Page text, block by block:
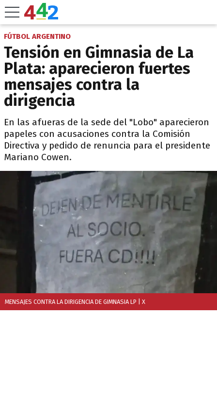
FÚTBOL ARGENTINO
Tensión en Gimnasia de La
Plata: aparecieron fuertes
mensajes contra la
dirigencia
En las afueras de la sede del "Lobo" aparecieron
papeles con acusaciones contra la Comisión
Directiva y pedido de renuncia para el presidente
Mariano Cowen.
MENSAJES CONTRA LA DIRIGENCIA DE GIMNASIA LP | X